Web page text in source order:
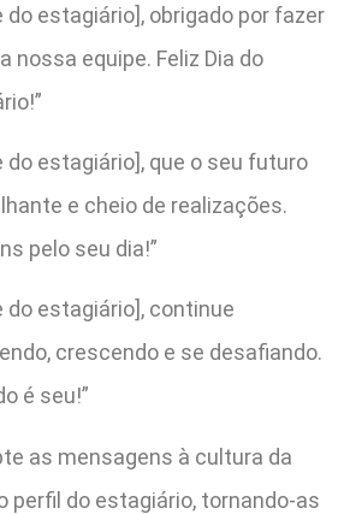
do estagiário], obrigado por fazer
nossa equipe. Feliz Dia do
do estagiário], que o seu futuro
e cheio de realizações.
pelo seu dia!”
do estagiário], continue
crescendo e se desafiando.
é seu!”
as mensagens à cultura da
perfil do estagiário, tornando-as